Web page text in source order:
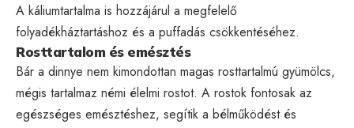
A káliumtartalma is hozzájárul a megfelelő
folyadékháztartáshoz és a puffadás csökkentéséhez.
Rosttartalom és emésztés
Bár a dinnye nem kimondottan magas rosttartalmú gyümölcs,
mégis tartalmaz némi élelmi rostot. A rostok fontosak az
egészséges emésztéshez, segítik a bélműködést és